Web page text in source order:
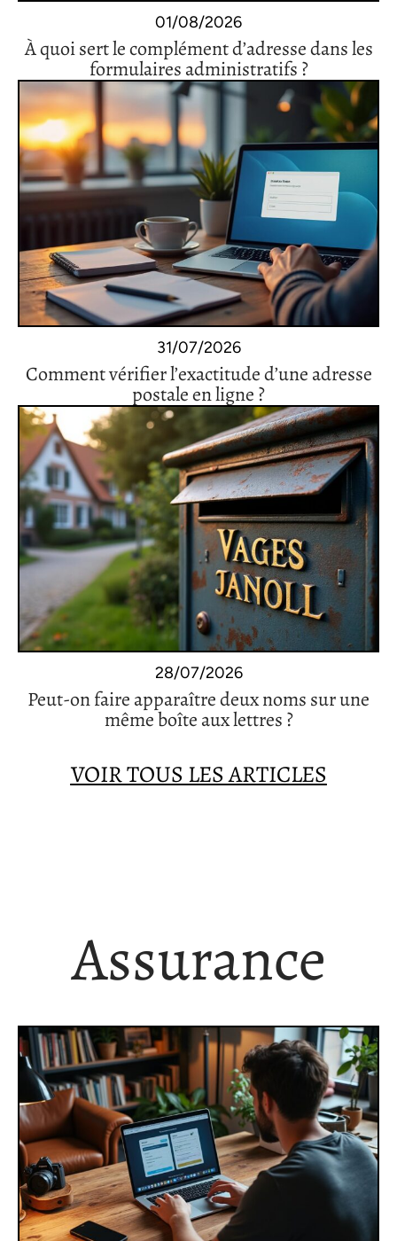
01/08/2026
À quoi sert le complément d’adresse dans les
formulaires administratifs ?
31/07/2026
Comment vérifier l’exactitude d’une adresse
postale en ligne ?
28/07/2026
Peut-on faire apparaître deux noms sur une
même boîte aux lettres ?
VOIR TOUS LES ARTICLES
Assurance